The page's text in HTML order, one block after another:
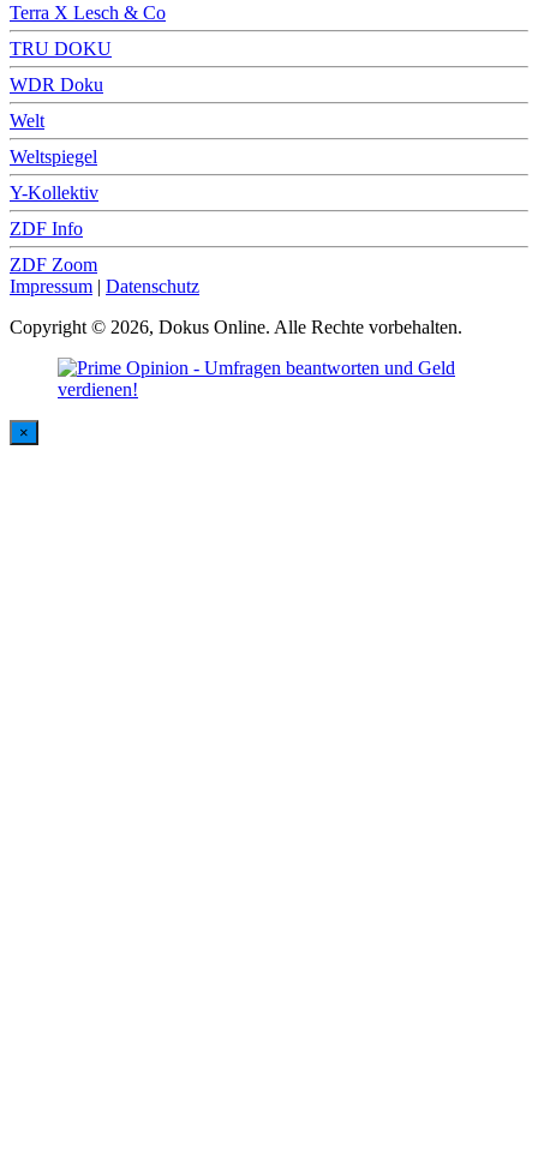
Terra X Lesch & Co
TRU DOKU
WDR Doku
Welt
Weltspiegel
Y-Kollektiv
ZDF Info
ZDF Zoom
Impressum | Datenschutz
Copyright © 2026, Dokus Online. Alle Rechte vorbehalten.
×